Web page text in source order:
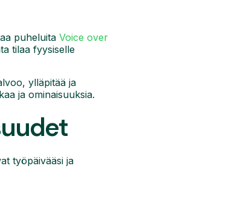
puheluita Voice over
tilaa fyysiselle
ylläpitää ja
ja ominaisuuksia.
työpäivääsi ja